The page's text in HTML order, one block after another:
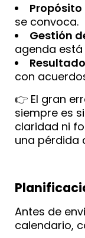
Propósito
se convoca.
Gestión
agenda
con
👉 El gran
siempre es
claridad ni
una pérdida
Antes de
calendario,